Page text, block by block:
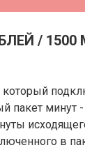
/
пакет минут
в